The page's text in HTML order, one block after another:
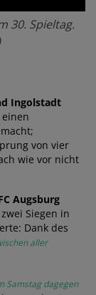
30. Spieltag.
Ingolstadt
von vier
wie vor nicht
Augsburg
Siegen in
Dank des
aller
Samstag dagegen